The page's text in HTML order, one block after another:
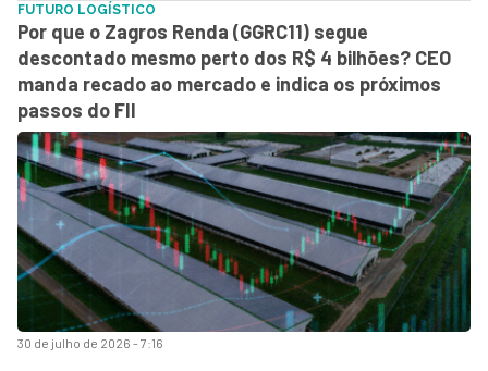
30 de julho de 2026 - 7:16
FUTURO LOGÍSTICO
Por que o Zagros Renda (GGRC11) segue
descontado mesmo perto dos R$ 4 bilhões? CEO
manda recado ao mercado e indica os próximos
passos do FII